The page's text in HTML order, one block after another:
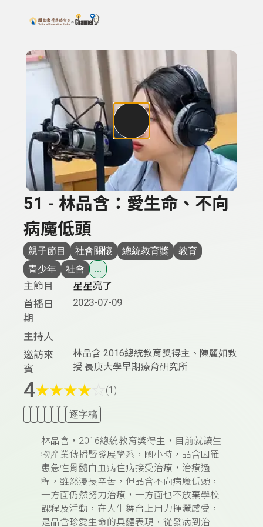
上方功能區塊
搜尋關鍵字：可輸入節目名稱、主持人或關鍵字
51 - 林品含：愛生命、不向
病魔低頭
親子節目 社會關懷 總統教育獎
教育
青少年
社會 ...
主節目
星星亮了
首播日
期
2023-07-09
主持人
邀訪來
賓
林品含 2016總統教育獎得主、陳麗如教
授 長庚大學早期療育研究所
4★★★★ (1)
逐字稿
林品含， 2016總統教育獎得主，目前就讀生
物產業傳播暨發展學系， 國小時，品含因罹
患急性骨髓白血病住病接受治療，治療過
程，雖然漫長辛苦，但品含不向病魔低頭，
一方面仍然努力治療，一方面也不放棄學校
課程及活動，在人生舞台上用力揮灑感受，
是品含珍愛生命的具體表現，從發病到治